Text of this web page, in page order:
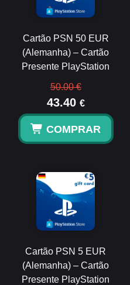
Cartão PSN 50 EUR
(Alemanha) – Cartão
Presente PlayStation
50.00 €
43.40 €
COMPRAR
Cartão PSN 5 EUR
(Alemanha) – Cartão
Presente PlayStation